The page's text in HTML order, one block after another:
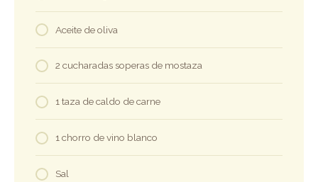
Aceite de oliva
2 cucharadas soperas de mostaza
1 taza de caldo de carne
1 chorro de vino blanco
Sal